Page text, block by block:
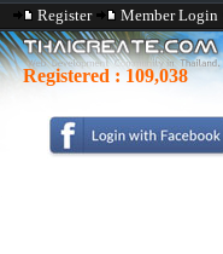
Register Member Login
Registered : 109,038